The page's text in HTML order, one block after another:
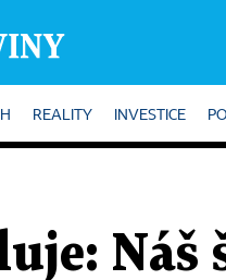
REALITY INVESTICE